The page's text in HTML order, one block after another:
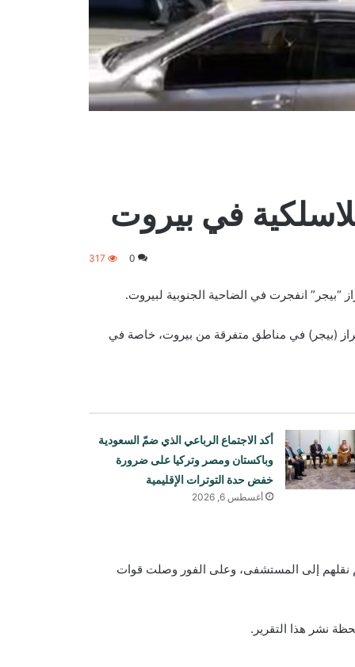
في بيروت
0
317
“بيجر” انفجرت في الضاحية الجنوبية لبيروت.
طراز (بيجر) في مناطق متفرقة من بيروت، خاصة في
أكد الاجتماع الرباعي الذي ضمّ السعودية
وباكستان ومصر وتركيا على ضرورة
خفض حدة التوترات الإقليمية
أغسطس 6, 2026
نقلهم إلى المستشفى، وعلى الفور وصلت قوات
نشر هذا التقرير.